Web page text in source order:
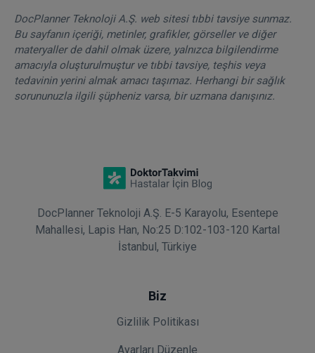
DocPlanner Teknoloji A.Ş. web sitesi tıbbi tavsiye sunmaz.
Bu sayfanın içeriği, metinler, grafikler, görseller ve diğer
materyaller de dahil olmak üzere, yalnızca bilgilendirme
amacıyla oluşturulmuştur ve tıbbi tavsiye, teşhis veya
tedavinin yerini almak amacı taşımaz. Herhangi bir sağlık
sorununuzla ilgili şüpheniz varsa, bir uzmana danışınız.
DocPlanner Teknoloji A.Ş. E-5 Karayolu, Esentepe
Mahallesi, Lapis Han, No:25 D:102-103-120 Kartal
İstanbul, Türkiye
Biz
Gizlilik Politikası
Ayarları Düzenle